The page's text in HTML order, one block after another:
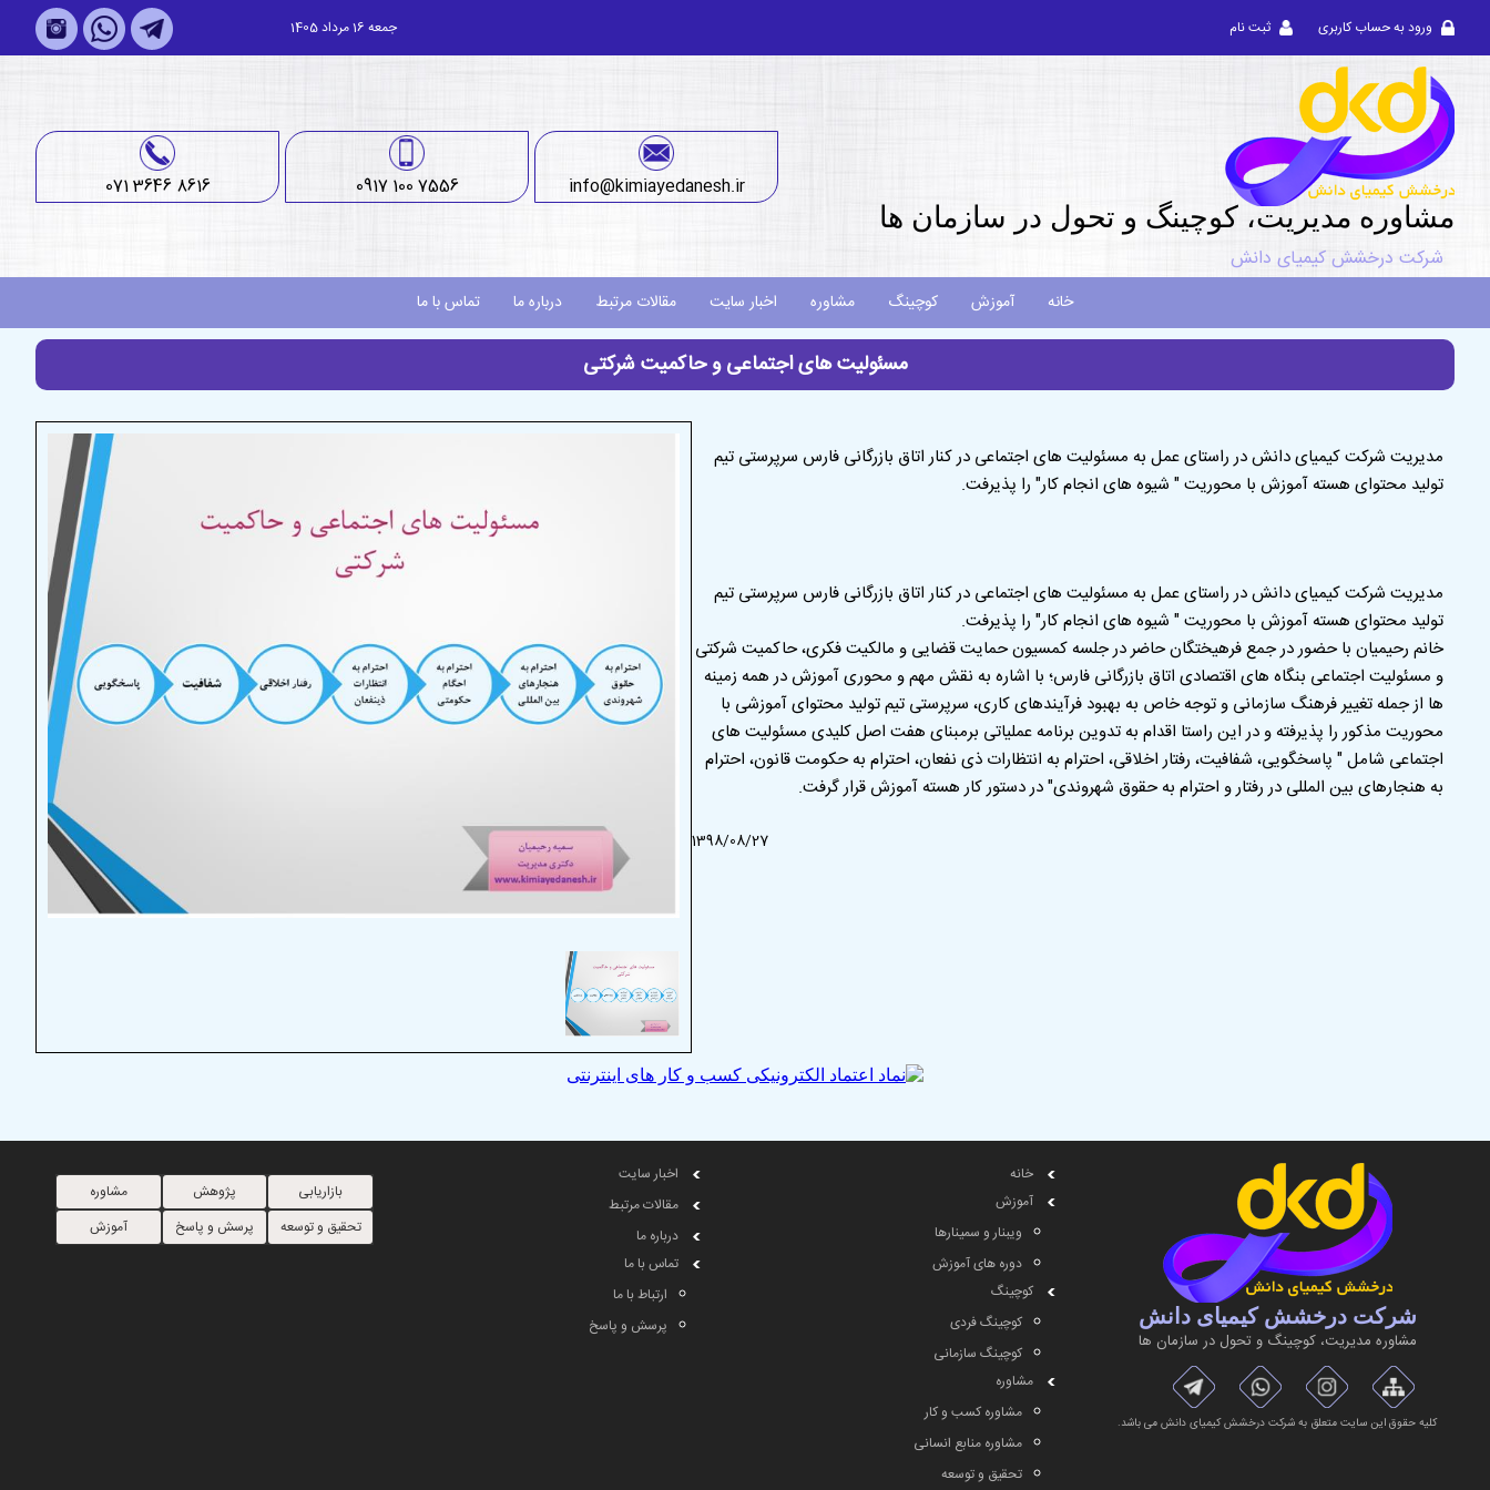
ورود به حساب کاربری ثبت نام جمعه 16 مرداد 1405
شرکت درخشش کیمیای دانش
مشاوره مديريت، کوچینگ و تحول در سازمان ها
info@kimiayedanesh.ir
0917 100 7556
071 3646 8616
خانه آموزش کوچینگ مشاوره اخبار سایت مقالات مرتبط درباره ما تماس با ما
مسئولیت های اجتماعی و حاکمیت شرکتی
مدیریت شرکت کیمیای دانش در راستای عمل به مسئولیت های اجتماعی در کنار اتاق بازرگانی فارس سرپرستی تیم
تولید محتوای هسته آموزش با محوریت " شیوه های انجام کار" را پذیرفت.
مدیریت شرکت کیمیای دانش در راستای عمل به مسئولیت های اجتماعی در کنار اتاق بازرگانی فارس سرپرستی تیم
تولید محتوای هسته آموزش با محوریت " شیوه های انجام کار" را پذیرفت.
خانم رحیمیان با حضور در جمع فرهیختگان حاضر در جلسه کمسیون حمایت قضایی و مالکیت فکری، حاکمیت شرکتی
و مسئولیت اجتماعی بنگاه های اقتصادی اتاق بازرگانی فارس؛ با اشاره به نقش مهم و محوری آموزش در همه زمینه
ها از جمله تغییر فرهنگ سازمانی و توجه خاص به بهبود فرآیندهای کاری، سرپرستی تیم تولید محتوای آموزشی با
محوریت مذکور را پذیرفته و در این راستا اقدام به تدوین برنامه عملیاتی برمبنای هفت اصل کلیدی مسئولیت های
اجتماعی شامل " پاسخگویی، شفافیت، رفتار اخلاقی، احترام به انتظارات ذی نفعان، احترام به حکومت قانون، احترام
به هنجارهای بین المللی در رفتار و احترام به حقوق شهروندی" در دستور کار هسته آموزش قرار گرفت.
1398/08/27
شرکت درخشش کیمیای دانش
مشاوره مديريت، کوچینگ و تحول در سازمان ها
کلیه حقوق این سایت متعلق به شرکت درخشش کیمیای دانش می باشد.
خانه
آموزش
ویبنار و سمینارها
دوره های آموزش
کوچینگ
کوچینگ فردی
کوچینگ سازمانی
مشاوره
مشاوره کسب و کار
مشاوره منابع انسانی
تحقیق و توسعه
اخبار سایت
مقالات مرتبط
درباره ما
تماس با ما
ارتباط با ما
پرسش و پاسخ
بازاریابی پژوهش
مشاوره
تحقیق و توسعه
پرسش و پاسخ آموزش